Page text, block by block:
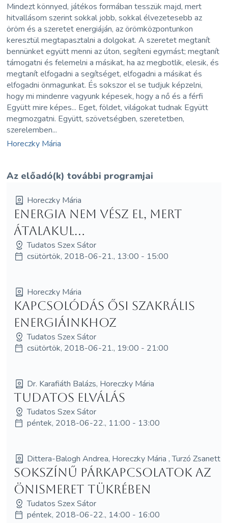
Mindezt könnyed, játékos formában tesszük majd, mert
hitvallásom szerint sokkal jobb, sokkal élvezetesebb az
öröm és a szeretet energiáján, az örömközpontunkon
keresztül megtapasztalni a dolgokat. A szeretet megtanít
bennünket együtt menni az úton, segíteni egymást; megtanít
támogatni és felemelni a másikat, ha az megbotlik, elesik, és
megtanít elfogadni a segítséget, elfogadni a másikat és
elfogadni önmagunkat. És sokszor el se tudjuk képzelni,
hogy mi mindenre vagyunk képesek, hogy a nő és a férfi
Együtt mire képes... Eget, földet, világokat tudnak Együtt
megmozgatni. Együtt, szövetségben, szeretetben,
szerelemben...
Horeczky Mária
Az előadó(k) további programjai
Horeczky Mária
Energia nem vész el, mert
átalakul...
Tudatos Szex Sátor
csütörtök, 2018-06-21., 13:00 - 15:00
Horeczky Mária
Kapcsolódás ősi szakrális
energiáinkhoz
Tudatos Szex Sátor
csütörtök, 2018-06-21., 19:00 - 21:00
Dr. Karafiáth Balázs, Horeczky Mária
Tudatos elválás
Tudatos Szex Sátor
péntek, 2018-06-22., 11:00 - 13:00
Dittera-Balogh Andrea, Horeczky Mária , Turzó Zsanett
Sokszínű párkapcsolatok az
önismeret tükrében
Tudatos Szex Sátor
péntek, 2018-06-22., 14:00 - 16:00